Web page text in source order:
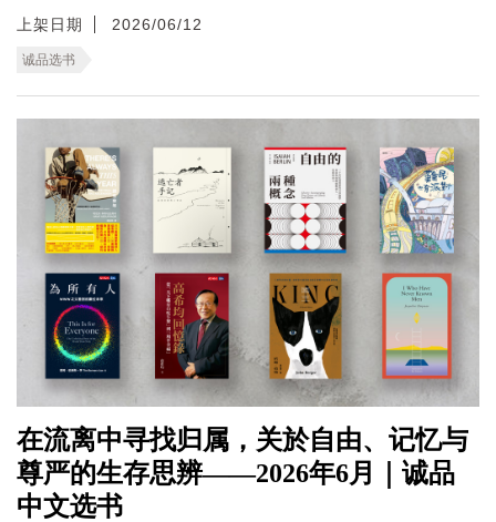
上架日期 2026/06/12
诚品选书
在流离中寻找归属，关於自由、记忆与
尊严的生存思辨——2026年6月｜诚品
中文选书